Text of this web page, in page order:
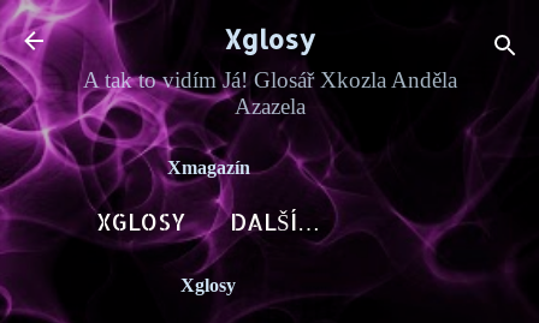
Přeskočit na hlavní obsah
Xglosy
A tak to vidím Já! Glosář Xkozla Anděla
Azazela
Xmagazín
XGLOSY DALŠÍ…
Xglosy